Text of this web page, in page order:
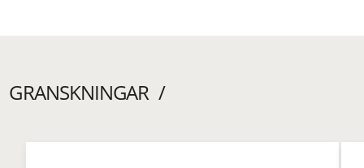
GRANSKNINGAR